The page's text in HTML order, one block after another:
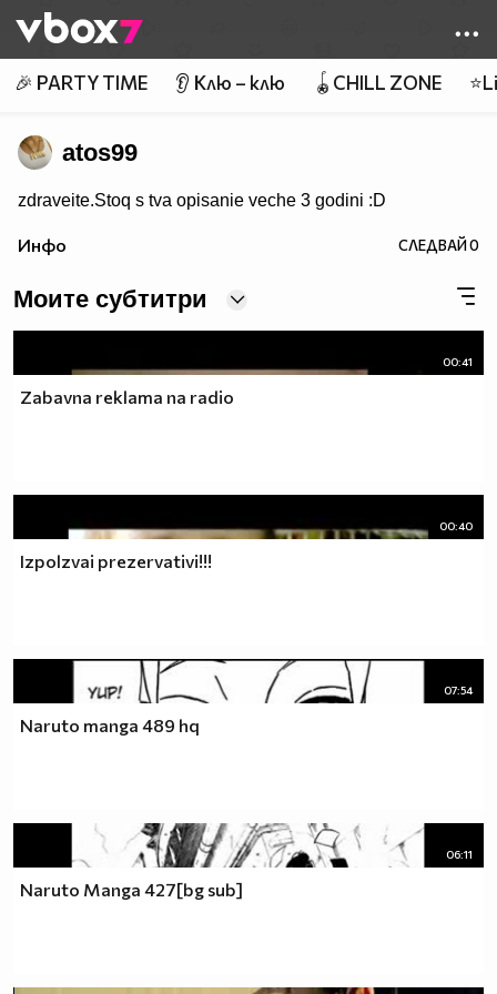
👾
🎉 PARTY TIME 👂 Клю – клю 🪀CHILL ZONE
atos99
zdraveite.Stoq s tva opisanie veche 3 godini :D
Инфо СЛЕДВАЙ0
Моите субтитри
00:41
Zabavna reklama na radio
00:40
Izpolzvai prezervativi!!!
07:54
Naruto manga 489 hq
06:11
Naruto Manga 427[bg sub]